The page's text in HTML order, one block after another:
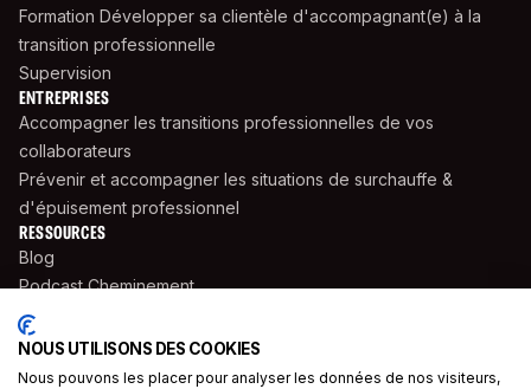
Formation Développer sa clientèle d'accompagnant(e) à la
transition professionnelle
Supervision
ENTREPRISES
Accompagner les transitions professionnelles de vos
collaborateurs
Prévenir et accompagner les situations de surchauffe &
d'épuisement professionnel
RESSOURCES
Blog
Podcast Cheminement
Livres
Supports Pratiques
Cahiers Saisonniers
NOUS UTILISONS DES COOKIES
Nous pouvons les placer pour analyser les données de nos visiteurs,